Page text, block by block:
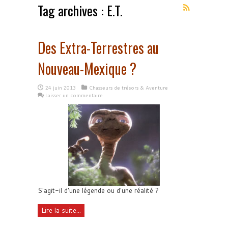
Tag archives : E.T.
Des Extra-Terrestres au
Nouveau-Mexique ?
24 juin 2013
Chasseurs de trésors & Aventure
Laisser un commentaire
S'agit-il d'une légende ou d'une réalité ?
Lire la suite...